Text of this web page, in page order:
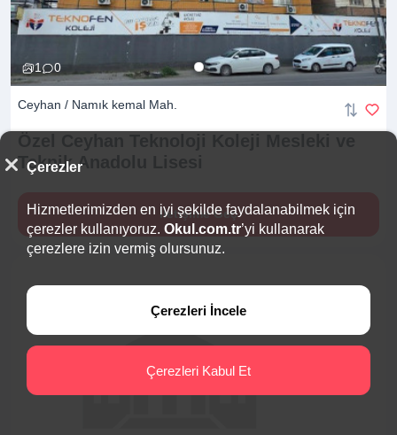
1 0
Ceyhan / Namık kemal Mah.
Teknik Anadolu
İletişime Geç
Çerezler
Hizmetlerimizden en iyi şekilde faydalanabilmek için
çerezler kullanıyoruz. Okul.com.tr’yi kullanarak
çerezlere izin vermiş olursunuz.
Çerezleri İncele
Çerezleri Kabul Et